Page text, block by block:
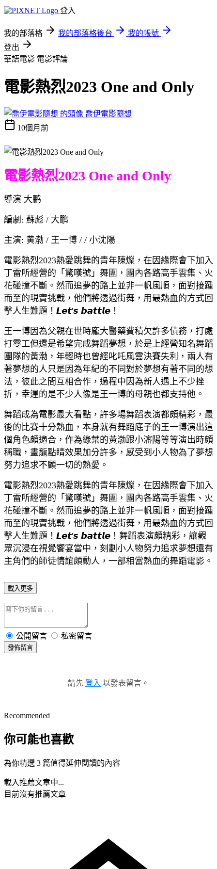
登入
我的部落格 我的部落格後台
我的帳號
登出
華語電影 電影評論
電影熱烈2023 One and Only
喬伊電影隨想
10個月前
電影熱烈2023 One and Only
導演 大鹏
編劇: 蘇彪 / 大鹏
主演: 黄渤 / 王一博 / / 小沈陽
電影熱烈2023熱愛跳舞的青年陳爍，在因緣際會下加入
丁雷所經營的「驚嘆號」舞團，團內各路高手雲集、火
花碰撞不斷。然而追夢的路上並非一帆風順，面對接踵
而至的現實挑戰，他們將透過街舞，用最熱血的方式回
擊人生難題！𝙇𝙚𝙩'𝙨 𝙗𝙖𝙩𝙩𝙡𝙚！
王一博因為父親在世時龐大醫藥費積欠許多債務，打處
打零工但還是希望完成舞蹈夢想，於是上經營知名舞蹈
團隊的黃渤，年輕時也曾經叱吒風雲決賽失利，兩人有
著夢想的人只是因為年紀的不同對於夢想有著不同的想
法，彼此之間互相合作，過程中因為新人遇上不少挫
折，幸運的是不少人像是王一博的母親也都支持他。
舞蹈成為電影最大看點，許多場舞蹈表演都頗精彩，最
後的比賽十分熱血，本身就有舞蹈底子的王一博演出這
個角色頗適合，作為綠葉的黃渤跟小瀋陽等等演出時頗
稱職，畫龍點睛效果加分許多，感受到小人物為了夢想
努力追求不顧一切的熱愛。
電影熱烈2023熱愛跳舞的青年陳爍，在因緣際會下加入
丁雷所經營的「驚嘆號」舞團，團內各路高手雲集、火
花碰撞不斷。然而追夢的路上並非一帆風順，面對接踵
而至的現實挑戰，他們將透過街舞，用最熱血的方式回
擊人生難題！𝙇𝙚𝙩'𝙨 𝙗𝙖𝙩𝙩𝙡𝙚！舞蹈表演頗精彩，讓觀
眾沉浸在視覺饗宴當中，刻劃小人物努力追求夢想還有
主角們的師徒情誼頗動人，一部相當熱血的舞蹈電影。
載入更多
公開留言 私密留言
發佈留言
請先 登入 以發表留言。
Recommended
你可能也喜歡
為你精選 3 篇值得延伸閱讀的內容
載入推薦文章中...
目前沒有推薦文章